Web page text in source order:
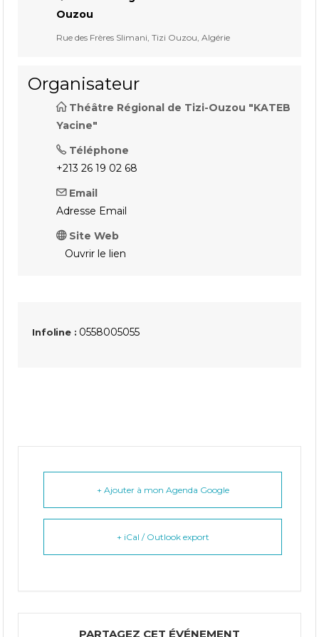
Ouzou
Rue des Frères Slimani, Tizi Ouzou, Algérie
Organisateur
Théâtre Régional de Tizi-Ouzou "KATEB
Yacine"
Téléphone
+213 26 19 02 68
Email
Adresse Email
Site Web
Ouvrir le lien
Infoline : 0558005055
+ Ajouter à mon Agenda Google
+ iCal / Outlook export
PARTAGEZ CET ÉVÉNEMENT